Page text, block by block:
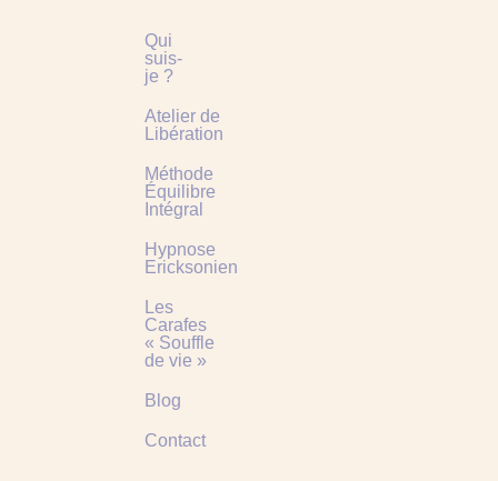
Qui
suis-
je ?
Atelier de
Libération
Méthode
Équilibre
Intégral
Hypnose
Ericksonienne
Les
Carafes
« Souffle
de vie »
Blog
Contact